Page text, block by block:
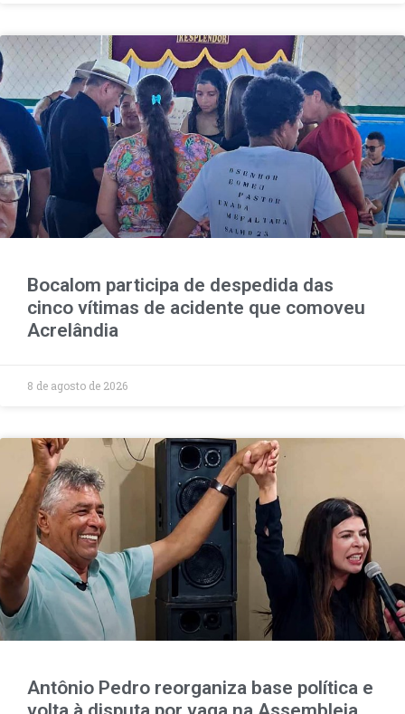
Bocalom participa de despedida das
cinco vítimas de acidente que comoveu
Acrelândia
8 de agosto de 2026
Antônio Pedro reorganiza base política e